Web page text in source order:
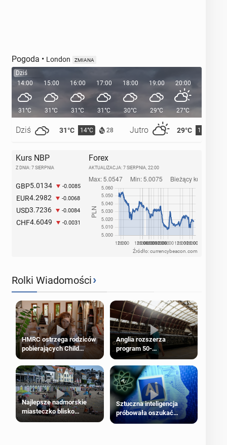
Pogoda • London ZMIANA
Dziś
14:00
31°C
Dziś 31°C 14°C 28 Jutro 29°C 15°C
15:00
31°C
16:00
31°C
17:00
31°C
18:00
30°C
19:00
29°C
20:00
27°C
Kurs NBP
Z DNIA: 7 SIERPNIA
GBP5.0134 -0.0085
EUR4.2982 -0.0068
USD3.7236 -0.0084
CHF4.6049 -0.0031
Forex
AKTUALIZACJA: 7 SIERPNIA, 22:00
Źródło: currencybeacon.com
Rolki Wiadomości›
HMRC ostrzega rodziców
pobierających Child
Benefit. Mogą być
zobowiązani do zwrotu
zasiłku
Anglia rozszerza
program 50-
procentowych zniżek
kolejowych na 18-latków
Najlepsze nadmorskie
miasteczko blisko
Sztuczna inteligencja
próbowała oszukać
człowieka